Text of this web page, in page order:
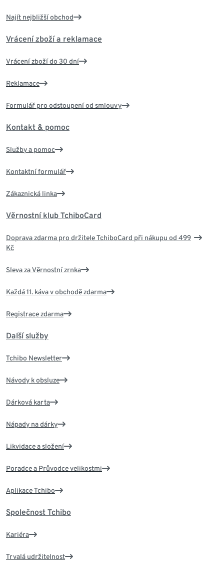
Najít nejbližší obchod
Vrácení zboží a reklamace
Vrácení zboží do 30 dní
Reklamace
Formulář pro odstoupení od smlouvy
Kontakt & pomoc
Služby a pomoc
Kontaktní formulář
Zákaznická linka
Věrnostní klub TchiboCard
Doprava zdarma pro držitele TchiboCard při nákupu od 499
Kč
Sleva za Věrnostní zrnka
Každá 11. káva v obchodě zdarma
Registrace zdarma
Další služby
Tchibo Newsletter
Návody k obsluze
Dárková karta
Nápady na dárky
Likvidace a složení
Poradce a Průvodce velikostmi
Aplikace Tchibo
Společnost Tchibo
Kariéra
Trvalá udržitelnost